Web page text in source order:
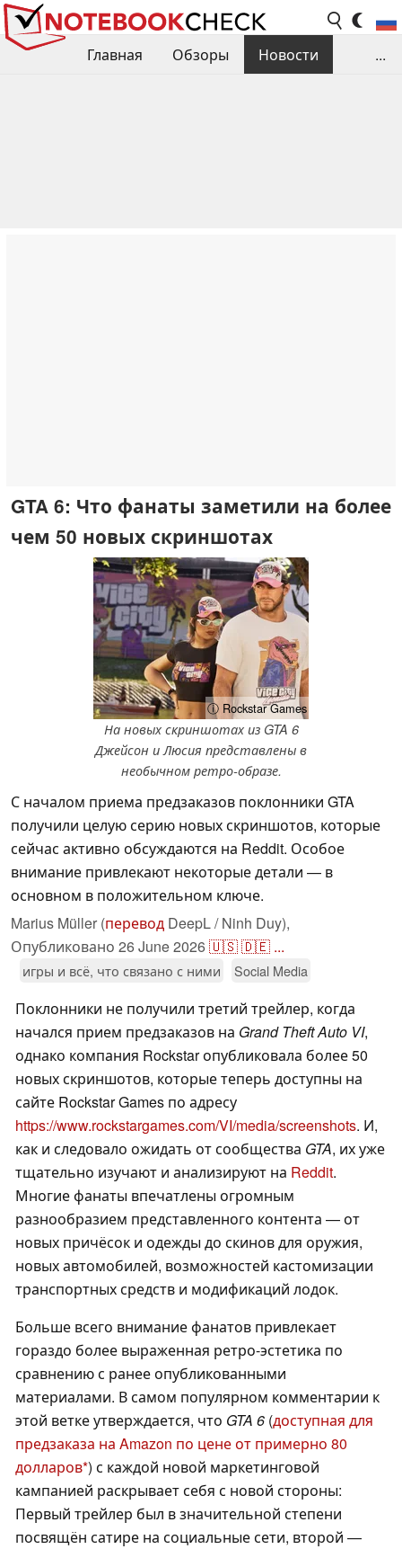
Главная Обзоры
Новости
...
GTA 6: Что фанаты заметили на более
чем 50 новых скриншотах
ⓘ Rockstar Games
На новых скриншотах из GTA 6
Джейсон и Люсия представлены в
необычном ретро-образе.
С началом приема предзаказов поклонники GTA
получили целую серию новых скриншотов, которые
сейчас активно обсуждаются на Reddit. Особое
внимание привлекают некоторые детали — в
основном в положительном ключе.
Marius Müller (перевод DeepL / Ninh Duy),
Опубликовано 26 June 2026🇺🇸🇩🇪 ...
игры и всё, что связано с ними Social Media
Поклонники не получили третий трейлер, когда
начался прием предзаказов на Grand Theft Auto VI,
однако компания Rockstar опубликовала более 50
новых скриншотов, которые теперь доступны на
сайте Rockstar Games по адресу
https://www.rockstargames.com/VI/media/screenshots. И,
как и следовало ожидать от сообщества GTA, их уже
тщательно изучают и анализируют на Reddit.
Многие фанаты впечатлены огромным
разнообразием представленного контента — от
новых причёсок и одежды до скинов для оружия,
новых автомобилей, возможностей кастомизации
транспортных средств и модификаций лодок.
Больше всего внимание фанатов привлекает
гораздо более выраженная ретро-эстетика по
сравнению с ранее опубликованными
материалами. В самом популярном комментарии к
этой ветке утверждается, что GTA 6 (доступная для
предзаказа на Amazon по цене от примерно 80
долларов ) с каждой новой маркетинговой
кампанией раскрывает себя с новой стороны:
Первый трейлер был в значительной степени
посвящён сатире на социальные сети, второй —